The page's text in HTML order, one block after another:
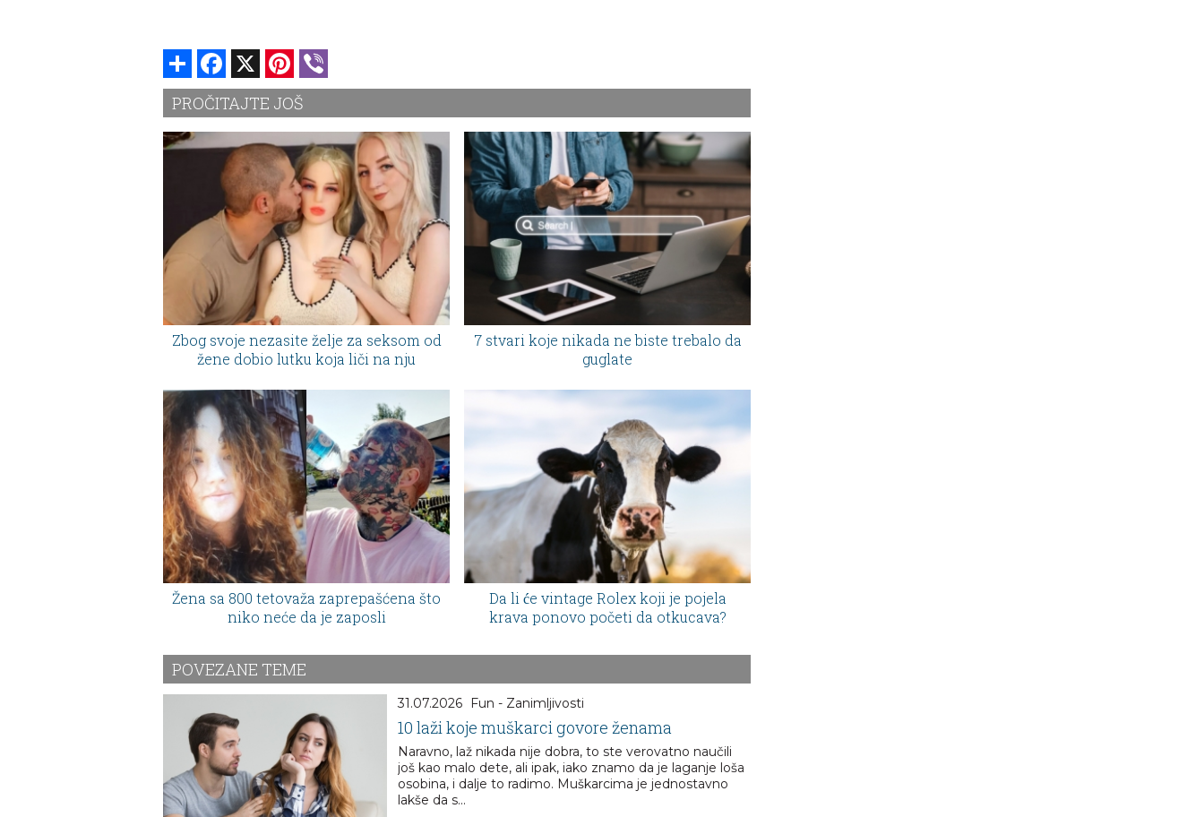
Share Facebook Pinterest
PROČITAJTE JOŠ
Zbog svoje nezasite želje za seksom od
žene dobio lutku koja liči na nju
7 stvari koje nikada ne biste trebalo da
guglate
Žena sa 800 tetovaža zaprepašćena što
niko neće da je zaposli
Da li će vintage Rolex koji je pojela
krava ponovo početi da otkucava?
POVEZANE TEME
31.07.2026 Fun - Zanimljivosti
10 laži koje muškarci govore ženama
Naravno, laž nikada nije dobra, to ste verovatno naučili
još kao malo dete, ali ipak, iako znamo da je laganje loša
osobina, i dalje to radimo. Muškarcima je jednostavno
lakše da s...